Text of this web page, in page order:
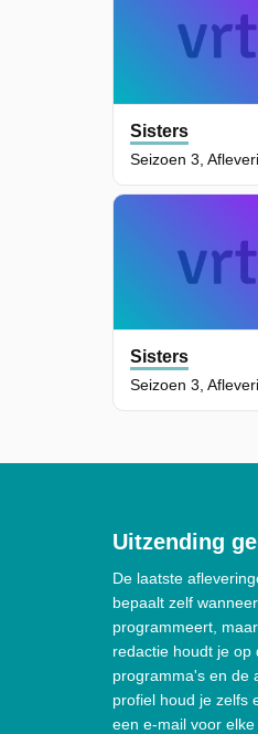
Sisters
Sisters
Uitzending
De laatste
bepaalt zelf
programmeert,
redactie houdt je op
programma's en de
profiel houd je zelfs
een e-mail voor